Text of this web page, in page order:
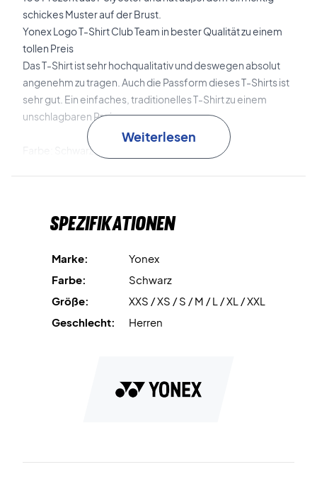
schickes Muster auf der Brust.
Yonex Logo T-Shirt Club Team in bester Qualität zu einem
tollen Preis
Das T-Shirt ist sehr hochqualitativ und deswegen absolut
angenehm zu tragen. Auch die Passform dieses T-Shirts ist
sehr gut. Ein einfaches, traditionelles T-Shirt zu einem
unschlagbaren Preis.
Farbe: Schwarz mit weißem Aufdruck
Weiterlesen
Spezifikationen
Marke:
Yonex
Farbe:
Schwarz
Größe:
XXS / XS / S / M / L / XL / XXL
Geschlecht:
Herren